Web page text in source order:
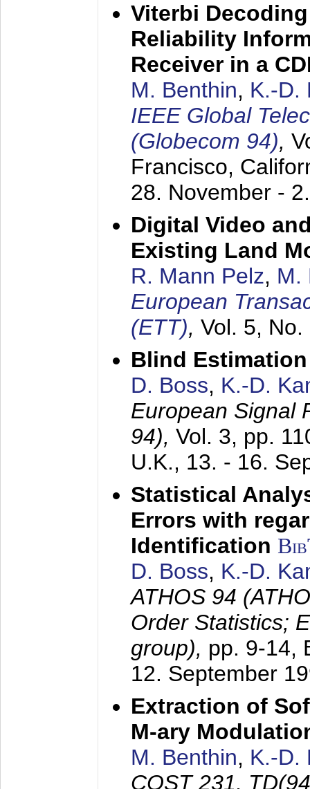
Viterbi
Reliability
Receiver in a
M. Benthin, K.-D.
IEEE Global
(Globecom 94),
Francisco,
28. November -
Digital Video
Existing Land
R. Mann Pelz, M.
European
(ETT), Vol. 5,
Blind
D. Boss, K.-D.
European Signal
94), Vol. 3, pp.
U.K., 13. - 16.
Statistical
Errors with
Identification
D. Boss, K.-D.
ATHOS 94
Order Statistics;
group), pp. 9-14,
12. September
Extraction of
M-ary
M. Benthin, K.-D.
COST 231,